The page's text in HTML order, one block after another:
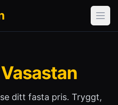
Vasastan
ditt fasta pris. Tryggt,